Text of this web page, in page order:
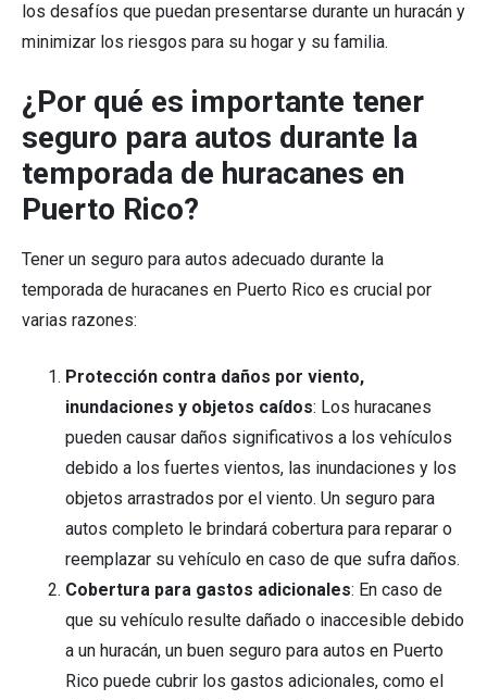
los desafíos que puedan presentarse durante un huracán y
minimizar los riesgos para su hogar y su familia.
¿Por qué es importante tener
seguro para autos durante la
temporada de huracanes en
Puerto Rico?
Tener un seguro para autos adecuado durante la
temporada de huracanes en Puerto Rico es crucial por
varias razones:
Protección contra daños por viento,
inundaciones y objetos caídos: Los huracanes
pueden causar daños significativos a los vehículos
debido a los fuertes vientos, las inundaciones y los
objetos arrastrados por el viento. Un seguro para
autos completo le brindará cobertura para reparar o
reemplazar su vehículo en caso de que sufra daños.
Cobertura para gastos adicionales: En caso de
que su vehículo resulte dañado o inaccesible debido
a un huracán, un buen seguro para autos en Puerto
Rico puede cubrir los gastos adicionales, como el